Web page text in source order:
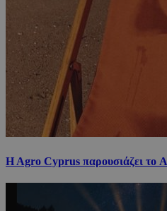
H Agro Cyprus παρουσιάζει το